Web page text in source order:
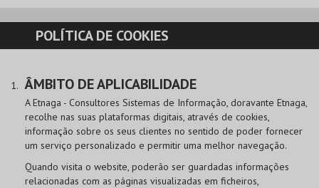
CARRINHO
EVENTOS
CARTÕES
PRODUTOS
POLÍTICA DE COOKIES
ÂMBITO DE APLICABILIDADE
A Etnaga - Consultores Sistemas de Informação, doravante Etnaga,
recolhe nas suas plataformas digitais, através de cookies,
informação sobre os seus clientes no sentido de poder fornecer
um serviço personalizado e permitir uma melhor navegação.
Quando visita o website, poderão ser guardadas informações
relacionadas com as páginas visualizadas em ficheiros,